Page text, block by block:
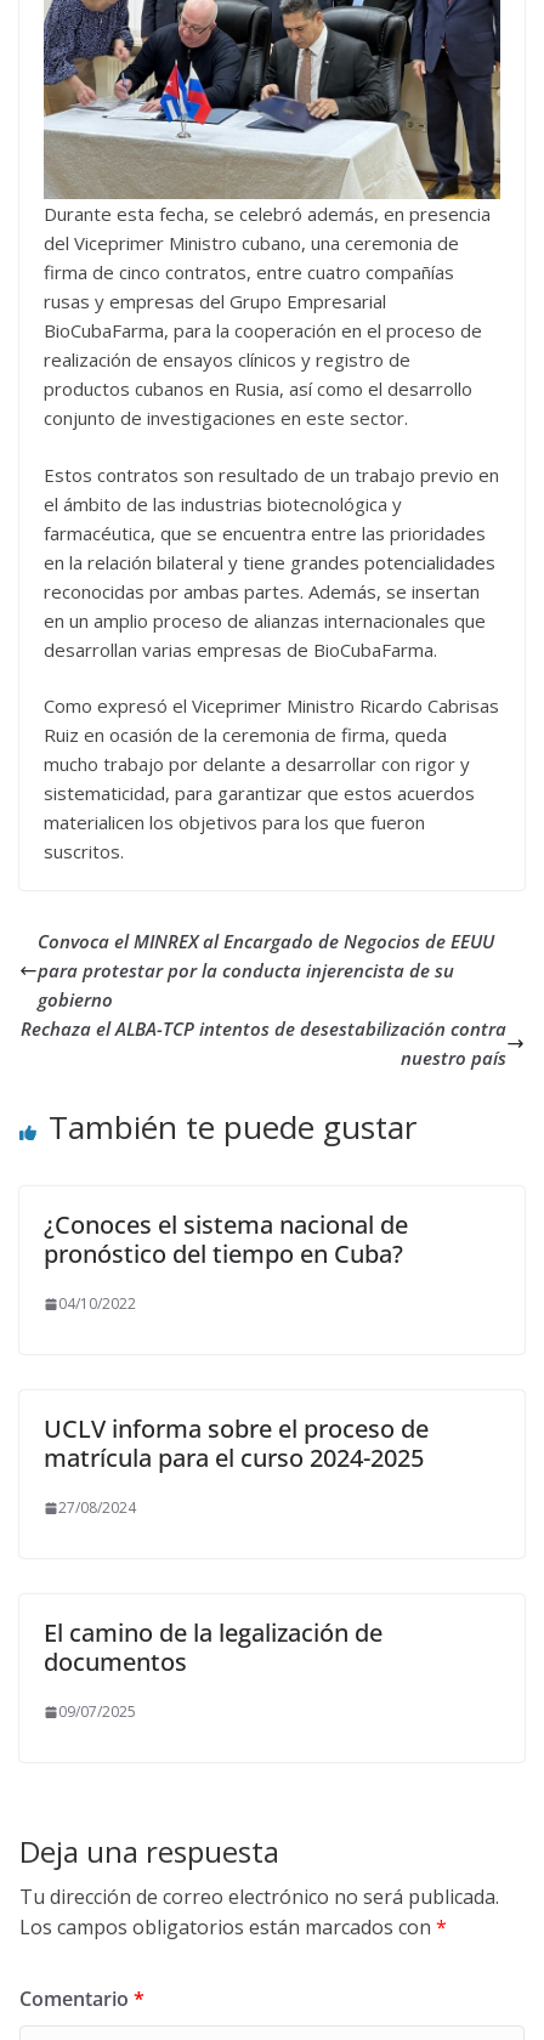
Durante esta fecha, se celebró además, en presencia
del Viceprimer Ministro cubano, una ceremonia de
firma de cinco contratos, entre cuatro compañías
rusas y empresas del Grupo Empresarial
BioCubaFarma, para la cooperación en el proceso de
realización de ensayos clínicos y registro de
productos cubanos en Rusia, así como el desarrollo
conjunto de investigaciones en este sector.
Estos contratos son resultado de un trabajo previo en
el ámbito de las industrias biotecnológica y
farmacéutica, que se encuentra entre las prioridades
en la relación bilateral y tiene grandes potencialidades
reconocidas por ambas partes. Además, se insertan
en un amplio proceso de alianzas internacionales que
desarrollan varias empresas de BioCubaFarma.
Como expresó el Viceprimer Ministro Ricardo Cabrisas
Ruiz en ocasión de la ceremonia de firma, queda
mucho trabajo por delante a desarrollar con rigor y
sistematicidad, para garantizar que estos acuerdos
materialicen los objetivos para los que fueron
suscritos.
Convoca el MINREX al Encargado de Negocios de EEUU
para protestar por la conducta injerencista de su
gobierno
Rechaza el ALBA-TCP intentos de desestabilización contra
nuestro país
También te puede gustar
¿Conoces el sistema nacional de
pronóstico del tiempo en Cuba?
04/10/2022
UCLV informa sobre el proceso de
matrícula para el curso 2024-2025
27/08/2024
El camino de la legalización de
documentos
09/07/2025
Deja una respuesta
Tu dirección de correo electrónico no será publicada.
Los campos obligatorios están marcados con *
Comentario *